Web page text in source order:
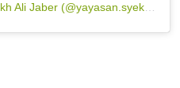
A post shared by Yayasan Syekh Ali Jaber (@yayasan.syekhalijaber)